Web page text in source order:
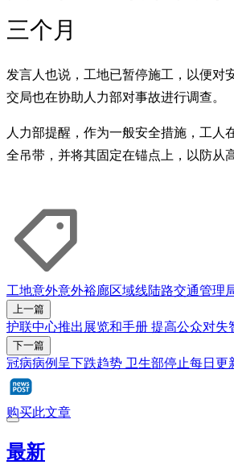
三个月
发言人也说，工地已暂停施工，以便对
交局也在协助人力部对事故进行调查。
人力部提醒，作为一般安全措施，工人
全吊带，并将其固定在锚点上，以防从
工地意外意外裕廊区域线陆路交通管理
上一篇
护联中心推出展览和手册 提高公众对失
下一篇
冠病病例呈下跌趋势 卫生部停止每日更
购买此文章
最新